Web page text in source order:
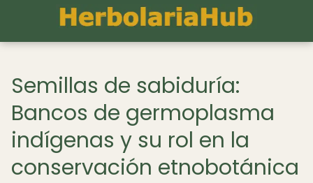
Semillas de sabiduría:
Bancos de germoplasma
indígenas y su rol en la
conservación etnobotánica